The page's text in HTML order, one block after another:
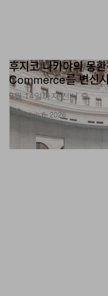
미술
후지코 나카야의 몽
Commerce를 변신
9월 14일까지 전시 중.
Jun 6, 2026